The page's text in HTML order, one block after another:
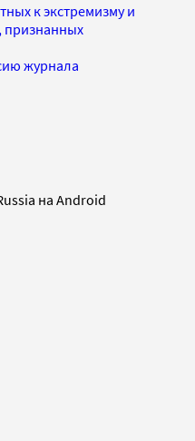
к экстремизму и
признанных
журнала
на Android